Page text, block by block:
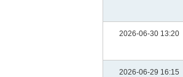
2026-06-30 13:20
2026-06-29 16:15